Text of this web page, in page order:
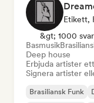
Etikett,
&gt; 1000
Basmusik
Deep house
Erbjuda artister
Signera artister
Brasiliansk Funk